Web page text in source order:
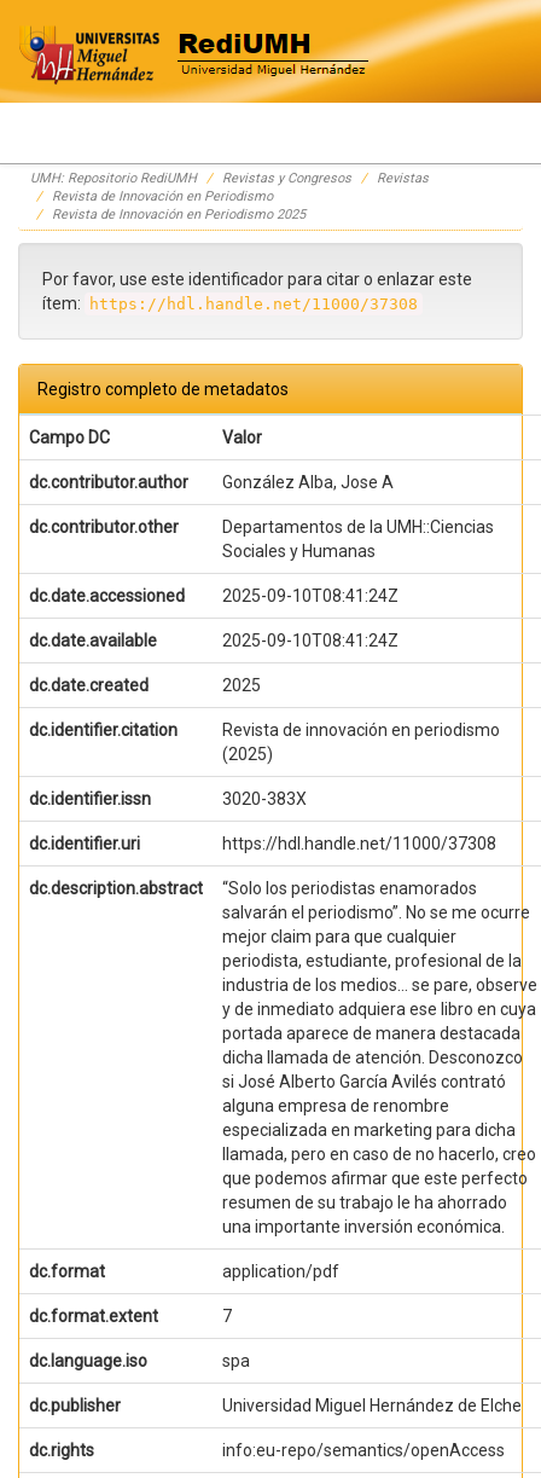
Skip
navigation
UMH: Repositorio RediUMH Revistas y Congresos
Revistas
Revista de Innovación en Periodismo
Revista de Innovación en Periodismo 2025
Por favor, use este identificador para citar o enlazar este
ítem:
https://hdl.handle.net/11000/37308
Registro completo de metadatos
Campo DC Valor
dc.contributor.author González Alba, Jose A
dc.contributor.other
Departamentos de la UMH::Ciencias
Sociales y Humanas
dc.date.accessioned 2025-09-10T08:41:24Z
dc.date.available 2025-09-10T08:41:24Z
dc.date.created 2025
dc.identifier.citation
Revista de innovación en periodismo
(2025)
dc.identifier.issn 3020-383X
dc.identifier.uri https://hdl.handle.net/11000/37308
dc.description.abstract
“Solo los periodistas enamorados
salvarán el periodismo”. No se me ocurre
mejor claim para que cualquier
periodista, estudiante, profesional de la
industria de los medios… se pare, observe
y de inmediato adquiera ese libro en cuya
portada aparece de manera destacada
dicha llamada de atención. Desconozco
si José Alberto García Avilés contrató
alguna empresa de renombre
especializada en marketing para dicha
llamada, pero en caso de no hacerlo, creo
que podemos afirmar que este perfecto
resumen de su trabajo le ha ahorrado
una importante inversión económica.
dc.format application/pdf
dc.format.extent 7
dc.language.iso spa
dc.publisher Universidad Miguel Hernández de Elche
dc.rights info:eu-repo/semantics/openAccess